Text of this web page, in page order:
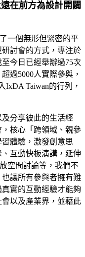
在前方為設計開闢
一個無形但緊密的平
討會的方式，專注於
今日已經舉辦過75次
過5000人實際參與，
IxDA Taiwan的行列，
分享彼此的生活經
核心「跨領域、親參
體驗，激發創意思
互動快板演講，延伸
空間討論等，我們不
讓所有參與者擁有難
實的互動經驗才能夠
以及產業界，並藉此